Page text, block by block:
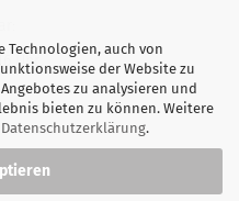
Technologien, auch von
der Website zu
zu analysieren und
bieten zu können. Weitere
Datenschutzerklärung.
Uhr